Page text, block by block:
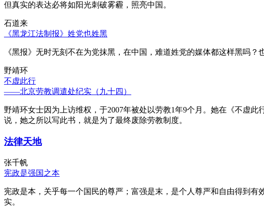
但真实的表达必将如阳光刺破雾霾，照亮中国。
石道来
《黑龙江法制报》姓党也姓黑
《黑报》无时无刻不在为党抹黑，在中国，难道姓党的媒体都这样黑吗？
野靖环
不虚此行
——北京劳教调遣处纪实（九十四）
野靖环女士因为上访维权，于2007年被处以劳教1年9个月。她在《不虚
说，她之所以写此书，就是为了最终废除劳教制度。
法律天地
张千帆
宪政是强国之本
宪政是本，关乎每一个国民的尊严；富强是末，是个人尊严和自由得到
实。